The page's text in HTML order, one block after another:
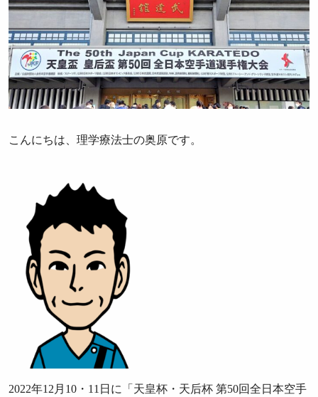
こんにちは、理学療法士の奥原です。
2022年12月10・11日に「天皇杯・天后杯 第50回全日本空手